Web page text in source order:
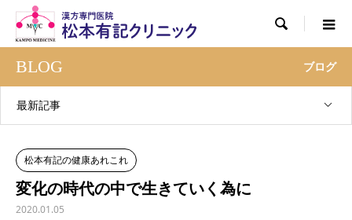

BLOG ブログ
最新記事
松本有記の健康あれこれ
変化の時代の中で生きていく為に
2020.01.05